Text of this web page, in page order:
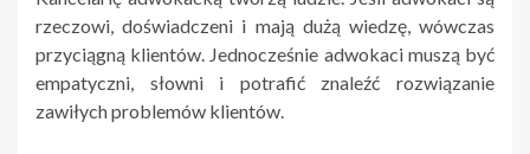
rzeczowi, doświadczeni i mają dużą wiedzę, wówczas
przyciągną klientów. Jednocześnie adwokaci muszą być
empatyczni, słowni i potrafić znaleźć rozwiązanie
zawiłych problemów klientów.